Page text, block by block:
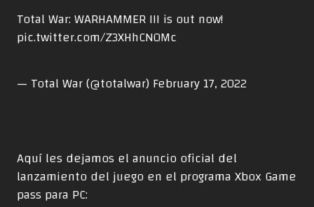
Total War: WARHAMMER III is out now!
pic.twitter.com/Z3XHhCN0Mc
— Total War (@totalwar)February 17, 2022
Aquí les dejamos el anuncio oficial del
lanzamiento del juego en el programa Xbox Game
pass para PC: